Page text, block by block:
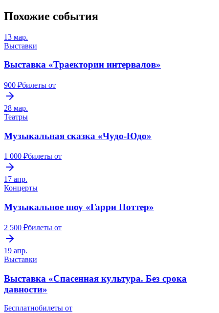
Похожие события
13 мар.
Выставки
Выставка «Траектории интервалов»
900 ₽билеты от
28 мар.
Театры
Музыкальная сказка «Чудо-Юдо»
1 000 ₽билеты от
17 апр.
Концерты
Музыкальное шоу «Гарри Поттер»
2 500 ₽билеты от
19 апр.
Выставки
Выставка «Спасенная культура. Без срока
давности»
Бесплатнобилеты от